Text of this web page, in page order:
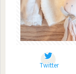
Twitter